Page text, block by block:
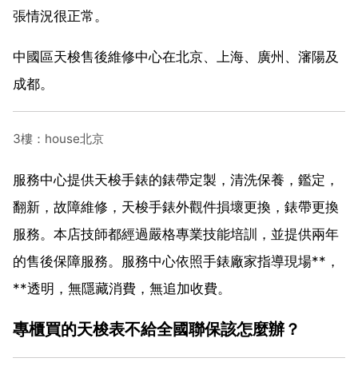
張情況很正常。
中國區天梭售後維修中心在北京、上海、廣州、瀋陽及
成都。
3樓：house北京
服務中心提供天梭手錶的錶帶定製，清洗保養，鑑定，
翻新，故障維修，天梭手錶外觀件損壞更換，錶帶更換
服務。本店技師都經過嚴格專業技能培訓，並提供兩年
的售後保障服務。服務中心依照手錶廠家指導現場**，
**透明，無隱藏消費，無追加收費。
專櫃買的天梭表不給全國聯保該怎麼辦？